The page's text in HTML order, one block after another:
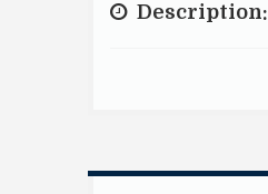
Description: